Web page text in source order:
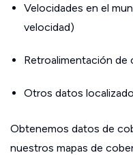
Velocidades en el
velocidad)
Retroalimentación de
Otros datos
Obtenemos datos de
nuestros mapas de